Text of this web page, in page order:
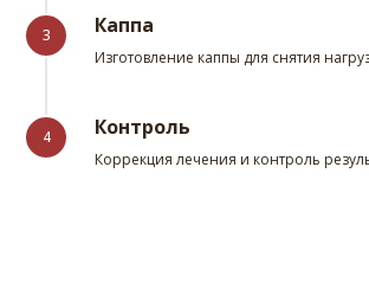
3 Каппа
Изготовление каппы для снятия
4 Контроль
Коррекция лечения и контроль